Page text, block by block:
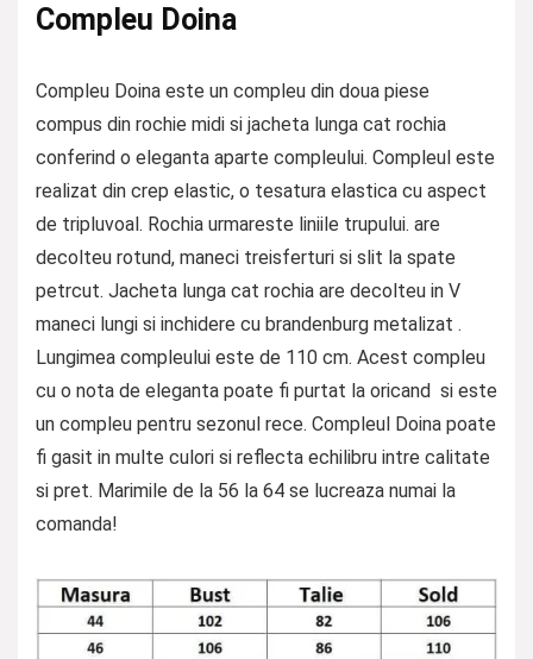
Compleu Doina
Compleu Doina este un compleu din doua piese
compus din rochie midi si jacheta lunga cat rochia
conferind o eleganta aparte compleului. Compleul este
realizat din crep elastic, o tesatura elastica cu aspect
de tripluvoal. Rochia urmareste liniile trupului. are
decolteu rotund, maneci treisferturi si slit la spate
petrcut. Jacheta lunga cat rochia are decolteu in V
maneci lungi si inchidere cu brandenburg metalizat .
Lungimea compleului este de 110 cm. Acest compleu
cu o nota de eleganta poate fi purtat la oricand si este
un compleu pentru sezonul rece. Compleul Doina poate
fi gasit in multe culori si reflecta echilibru intre calitate
si pret. Marimile de la 56 la 64 se lucreaza numai la
comanda!